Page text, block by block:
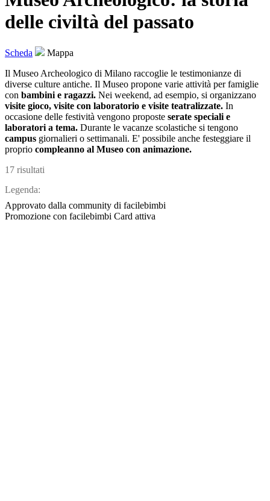
delle civiltà del passato
Scheda
Mappa
Il Museo Archeologico di Milano raccoglie le testimonianze di
diverse culture antiche. Il Museo propone varie attività per famiglie
con bambini e ragazzi. Nei weekend, ad esempio, si organizzano
visite gioco, visite con laboratorio e visite teatralizzate. In
occasione delle festività vengono proposte serate speciali e
laboratori a tema. Durante le vacanze scolastiche si tengono
campus giornalieri o settimanali. E' possibile anche festeggiare il
proprio compleanno al Museo con animazione.
17 risultati
Legenda:
Approvato dalla community di facilebimbi
Promozione con facilebimbi Card attiva